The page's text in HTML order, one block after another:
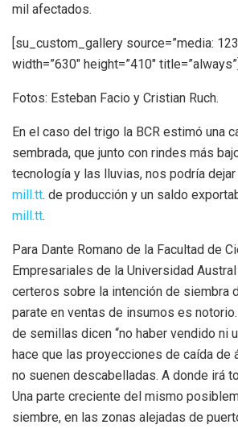
mil afectados.
[su_custom_gallery source=”media:
width=”630″ height=”410″ title=”always”]
Fotos: Esteban Facio y Cristian Ruch.
En el caso del trigo la BCR estimó una
sembrada, que junto con rindes más
tecnología y las lluvias, nos podría
mill.tt. de producción y un saldo
mill.tt.
Para Dante Romano de la Facultad de
Empresariales de la Universidad Austral
certeros sobre la intención de siembra
parate en ventas de insumos es
de semillas dicen “no haber vendido ni
hace que las proyecciones de caída de
no suenen descabelladas. A donde irá
Una parte creciente del mismo
siembre, en las zonas alejadas de